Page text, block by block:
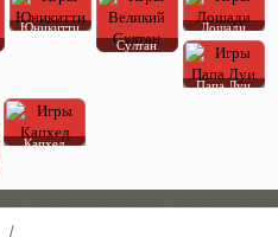
Юникитти
Султан
Лошади
Папа Луи
Капхед
/